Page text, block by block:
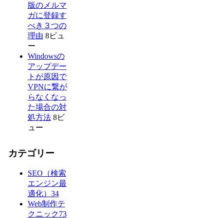
版のメルマ
ガに登録す
べき３つの
理由 8ビュ
ー
Windowsの
アップデー
トが原因で
VPNに繋が
らなくなっ
た場合の対
処方法 8ビ
ュー
カテゴリー
SEO（検索
エンジン最
適化） 34
Web制作テ
クニック73